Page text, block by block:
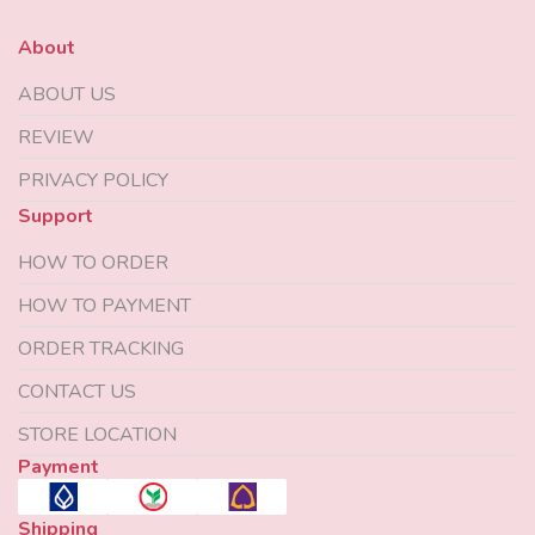
About
ABOUT US
REVIEW
PRIVACY POLICY
Support
HOW TO ORDER
HOW TO PAYMENT
ORDER TRACKING
CONTACT US
STORE LOCATION
Payment
Shipping